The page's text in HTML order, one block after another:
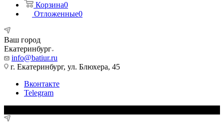
Корзина0
Отложенные0
Ваш город
Екатеринбург
info@batiur.ru
г. Екатеринбург, ул. Блюхера, 45
Вконтакте
Telegram